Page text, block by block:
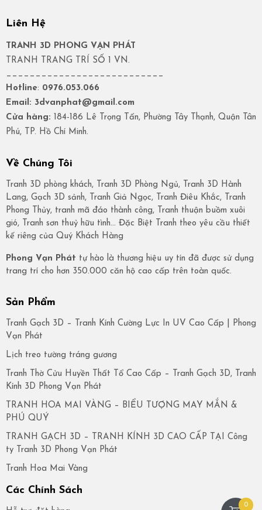
Liên Hệ
TRANH 3D PHONG VẠN PHÁT
TRANH TRANG TRÍ SỐ 1 VN.
___________________________
Hotline: 0976.053.066
Email: 3dvanphat@gmail.com
Cửa hàng: 184-186 Lê Trọng Tấn, Phường Tây Thạnh, Quận Tân
Phú, TP. Hồ Chí Minh.
Về Chúng Tôi
Tranh 3D phòng khách, Tranh 3D Phòng Ngủ, Tranh 3D Hành
Lang, Gạch 3D sảnh, Tranh Giả Ngọc, Tranh Điêu Khắc, Tranh
Phong Thủy, tranh mã đáo thành công, Tranh thuận buồm xuôi
gió, Tranh sơn thuỷ hữu tình… Đặc Biệt Tranh theo yêu cầu thiết
kế riêng của Quý Khách Hàng
Phong Vạn Phát tự hào là thương hiệu uy tín đã được sử dụng
trang trí cho hơn 350.000 căn hộ cao cấp trên toàn quốc.
Sản Phẩm
Tranh Gạch 3D – Tranh Kính Cường Lực In UV Cao Cấp | Phong
Vạn Phát
Lịch treo tường tráng gương
Tranh Thờ Cửu Huyền Thất Tổ Cao Cấp – Tranh Gạch 3D, Tranh
Kính 3D Phong Vạn Phát
TRANH HOA MAI VÀNG – BIỂU TƯỢNG MAY MẮN &
PHÚ QUÝ
TRANH GẠCH 3D – TRANH KÍNH 3D CAO CẤP TẠI Công
ty Tranh 3D Phong Vạn Phát
Tranh Hoa Mai Vàng
Các Chính Sách
0